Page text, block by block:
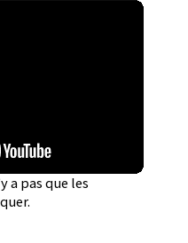
a pas que les